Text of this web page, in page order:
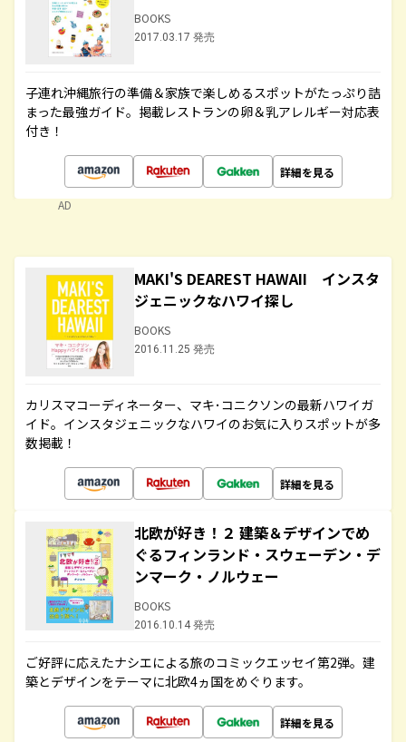
BOOKS
2017.03.17 発売
子連れ沖縄旅行の準備＆家族で楽しめるスポットがたっぷり詰
まった最強ガイド。掲載レストランの卵＆乳アレルギー対応表
付き！
詳細を見る
AD
MAKI'S DEAREST HAWAII インスタ
ジェニックなハワイ探し
BOOKS
2016.11.25 発売
カリスマコーディネーター、マキ･コニクソンの最新ハワイガ
イド。インスタジェニックなハワイのお気に入りスポットが多
数掲載！
詳細を見る
北欧が好き！２ 建築＆デザインでめ
ぐるフィンランド・スウェーデン・デ
ンマーク・ノルウェー
BOOKS
2016.10.14 発売
ご好評に応えたナシエによる旅のコミックエッセイ第2弾。建
築とデザインをテーマに北欧4ヵ国をめぐります。
詳細を見る